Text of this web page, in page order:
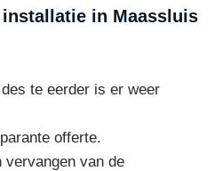
installatie in Maassluis
te eerder is er weer
offerte.
vervangen van de